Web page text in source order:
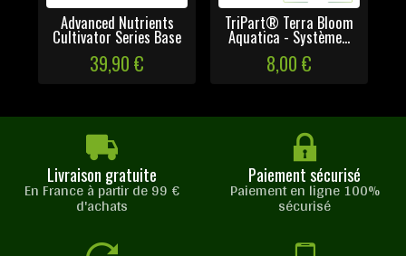
Advanced Nutrients
Cultivator Series Base
39,90 €
TriPart® Terra Bloom
Aquatica - Système...
8,00 €
Livraison gratuite
En France à partir de 99 €
d'achats
Paiement sécurisé
Paiement en ligne 100%
sécurisé